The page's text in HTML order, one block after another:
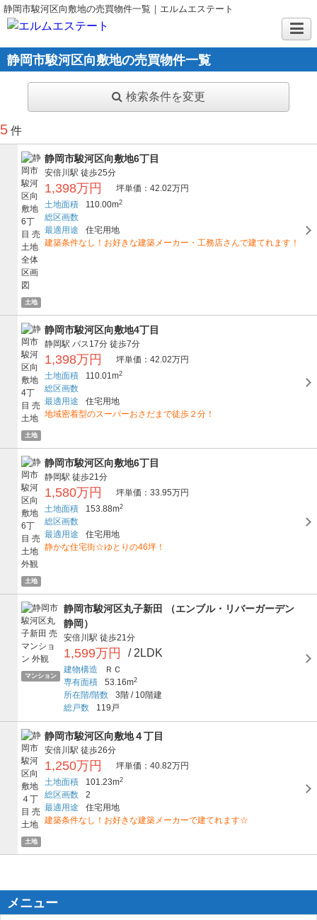
静岡市駿河区向敷地の売買物件一覧｜エルムエステート
静岡市駿河区向敷地の売買物件一覧
検索条件を変更
5 件
土地
静岡市駿河区向敷地6丁目
安倍川駅 徒歩25分
1,398万円
坪単価：42.02万円
土地面積
110.00m2
総区画数
最適用途
住宅用地
建築条件なし！お好きな建築メーカー・工務店さんで建てれます！
土地
静岡市駿河区向敷地4丁目
静岡駅 バス17分 徒歩7分
1,398万円
坪単価：42.02万円
土地面積
110.01m2
総区画数
最適用途
住宅用地
地域密着型のスーパーおさだまで徒歩２分！
土地
静岡市駿河区向敷地6丁目
静岡駅 徒歩21分
1,580万円
坪単価：33.95万円
土地面積
153.88m2
総区画数
最適用途
住宅用地
静かな住宅街☆ゆとりの46坪！
マンション
静岡市駿河区丸子新田 （エンブル・リバーガーデン
静岡）
安倍川駅 徒歩21分
1,599万円 / 2LDK
建物構造
ＲＣ
専有面積
53.16m2
所在階/階数 3階 /10階建
総戸数
119戸
土地
静岡市駿河区向敷地４丁目
安倍川駅 徒歩26分
1,250万円
坪単価：40.82万円
土地面積
101.23m2
総区画数
2
最適用途
住宅用地
建築条件なし！お好きな建築メーカーで建てれます☆
メニュー